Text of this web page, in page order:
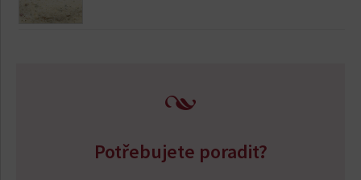
Potřebujete poradit?